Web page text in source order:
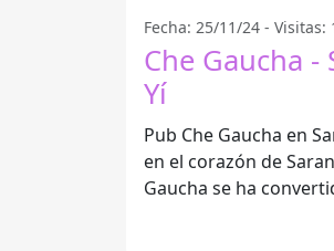
Fecha: 25/11/24 - Visitas:
Che Gaucha -
Yí
Pub Che Gaucha en
en el corazón de
Gaucha se ha